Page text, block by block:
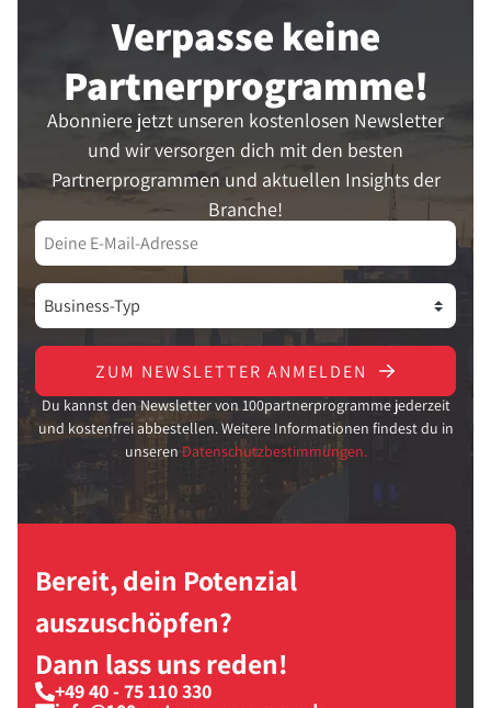
Verpasse keine
Partner­programme!
Abonniere jetzt unseren kostenlosen Newsletter
und wir versorgen dich mit den besten
Partnerprogrammen und aktuellen Insights der
Branche!
ZUM NEWSLETTER ANMELDEN
Du kannst den Newsletter von 100partnerprogramme jederzeit
und kostenfrei abbestellen. Weitere Informationen findest du in
unseren Datenschutzbestimmungen.
Bereit, dein Potenzial
auszuschöpfen?
Dann lass uns reden!
+49 40 - 75 110 330